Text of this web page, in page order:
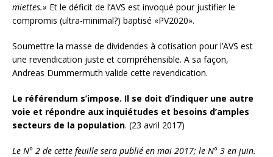
miettes.» Et le déficit de l’AVS est invoqué pour justifier le
compromis (ultra-minimal?) baptisé «PV2020».
Soumettre la masse de dividendes à cotisation pour l’AVS est
une revendication juste et compréhensible. A sa façon,
Andreas Dummermuth valide cette revendication.
Le référendum s’impose. Il se doit d’indiquer une autre
voie et répondre aux inquiétudes et besoins d’amples
secteurs de la population. (23 avril 2017)
Le N° 2 de cette feuille sera publié en mai 2017; le N° 3 en juin.